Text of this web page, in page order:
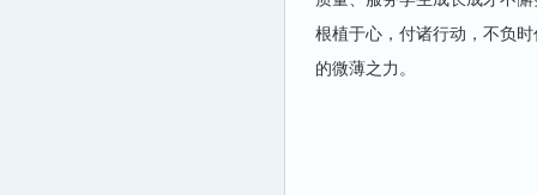
根植于心，付诸行动，不负
的微薄之力。